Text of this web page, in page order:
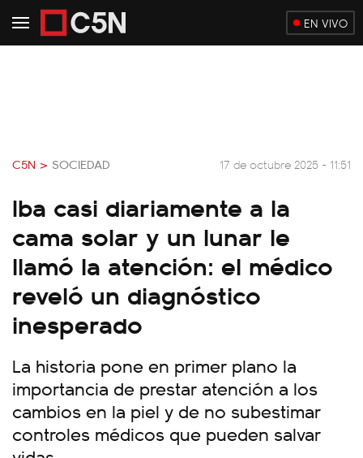
EN VIVO
C5N > SOCIEDAD 17 de octubre 2025 - 11:51
Iba casi diariamente a la
cama solar y un lunar le
llamó la atención: el médico
reveló un diagnóstico
inesperado
La historia pone en primer plano la
importancia de prestar atención a los
cambios en la piel y de no subestimar
controles médicos que pueden salvar